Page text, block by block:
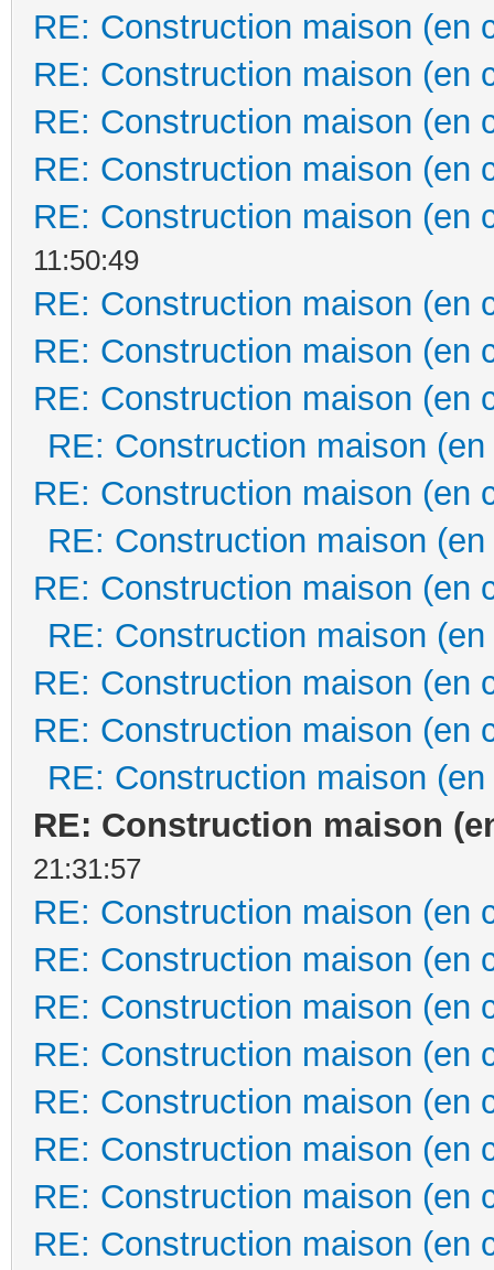
RE: Construction maison (en
RE: Construction maison (en
RE: Construction maison (en
RE: Construction maison (en
RE: Construction maison (en
11:50:49
RE: Construction maison (en
RE: Construction maison (en
RE: Construction maison (en
RE: Construction maison
RE: Construction maison (en
RE: Construction maison
RE: Construction maison (en
RE: Construction maison
RE: Construction maison (en
RE: Construction maison (en
RE: Construction maison
RE: Construction maison
21:31:57
RE: Construction maison (en
RE: Construction maison (en
RE: Construction maison (en
RE: Construction maison (en
RE: Construction maison (en
RE: Construction maison (en
RE: Construction maison (en
RE: Construction maison (en